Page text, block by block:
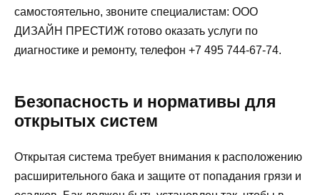
самостоятельно, звоните специалистам: ООО
ДИЗАЙН ПРЕСТИЖ готово оказать услуги по
диагностике и ремонту, телефон +7 495 744-67-74.
Безопасность и нормативы для
открытых систем
Открытая система требует внимания к расположению
расширительного бака и защите от попадания грязи и